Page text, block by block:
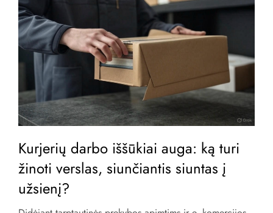
Kurjerių darbo iššūkiai auga: ką turi
žinoti verslas, siunčiantis siuntas į
užsienį?